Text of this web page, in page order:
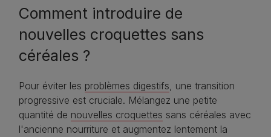
Comment introduire de
nouvelles croquettes sans
céréales ?
Pour éviter les problèmes digestifs, une transition
progressive est cruciale. Mélangez une petite
quantité de nouvelles croquettes sans céréales avec
l'ancienne nourriture et augmentez lentement la